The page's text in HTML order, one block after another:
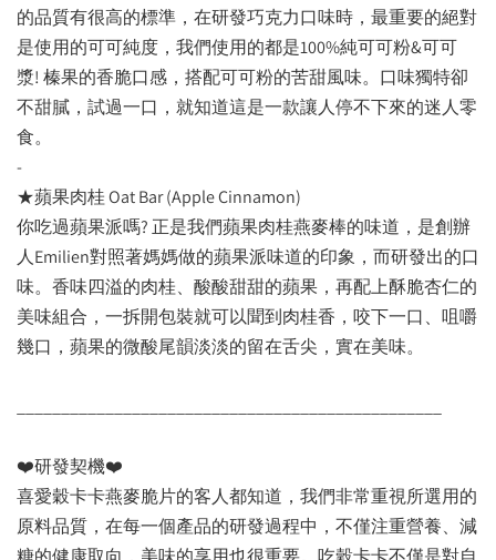
的品質有很高的標準，在研發巧克力口味時，最重要的絕對
是使用的可可純度，我們使用的都是100%純可可粉&可可
漿! 榛果的香脆口感，搭配可可粉的苦甜風味。口味獨特卻
不甜膩，試過一口，就知道這是一款讓人停不下來的迷人零
食。
-
★蘋果肉桂 Oat Bar (Apple Cinnamon)
你吃過蘋果派嗎? 正是我們蘋果肉桂燕麥棒的味道，是創辦
人Emilien對照著媽媽做的蘋果派味道的印象，而研發出的口
味。香味四溢的肉桂、酸酸甜甜的蘋果，再配上酥脆杏仁的
美味組合，一拆開包裝就可以聞到肉桂香，咬下一口、咀嚼
幾口，蘋果的微酸尾韻淡淡的留在舌尖，實在美味。
❤️研發契機❤️
喜愛穀卡卡燕麥脆片的客人都知道，我們非常重視所選用的
原料品質，在每一個產品的研發過程中，不僅注重營養、減